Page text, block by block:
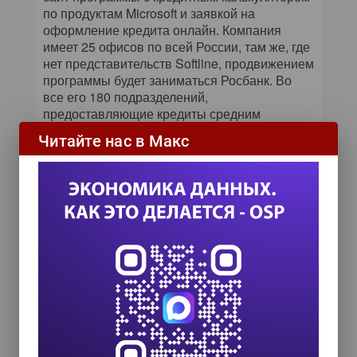
по продуктам Microsoft и заявкой на
оформление кредита онлайн. Компания
имеет 25 офисов по всей России, там же, где
нет представительств Softline, продвижением
программы будет заниматься Росбанк. Во
все его 180 подразделений,
предоставляющие кредиты средним
и малым предприятиям, сотрудникам,
отвечающим за работу с клиентами этого
сегмента, направлены информационные
письма о новом продукте. Кроме того,
операторы трех центров обработки вызовов
банка будут круглосуточно консультировать
предоставления кредита.
«Для нас этот старт нового направления
работы в кооперации с крупными
компаниями является крайне значимым. Это
первый проект национального масштаба для
Росбанка, и мы постараемся, чтобы он был
максимально полезен как для его
Читайте нас в Макс